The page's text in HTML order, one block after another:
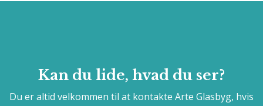
Kan du lide, hvad du ser?
Du er altid velkommen til at kontakte Arte Glasbyg, hvis